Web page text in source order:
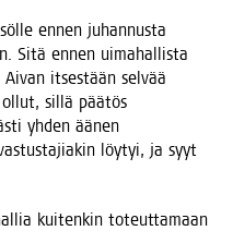
ennen juhan­nus­ta
Sitä ennen uima­hal­lis­ta
itses­tään sel­vää
sil­lä pää­tös
yhden äänen
löy­tyi, ja syyt
kui­ten­kin toteut­ta­maan